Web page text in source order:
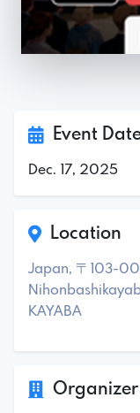
Event
Dec. 17, 2025
Location
Japan, 〒103-
KAYABA
Organizer